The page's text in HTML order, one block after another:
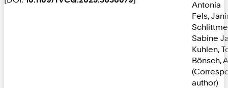
Antonia
Fels,
Sabine
Kuhlen,
Bönsch,
author)